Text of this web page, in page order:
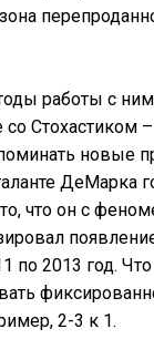
работы с ним
со Стохастиком
новые
ДеМарка
что он с
по 2013 год. Что
2-3 к 1.